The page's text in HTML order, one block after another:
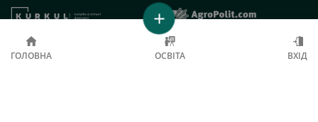
© 2019 - 2026 AgroRobota. Всі права захищені.
ГОЛОВНА ОСВІТА ВХІД